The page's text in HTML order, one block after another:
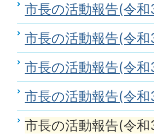
市長の活動報告(令
市長の活動報告(令
市長の活動報告(令和
市長の活動報告(令和
市長の活動報告(令和